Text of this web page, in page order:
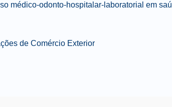
médico-odonto-hospitalar-laboratorial em
de Comércio Exterior